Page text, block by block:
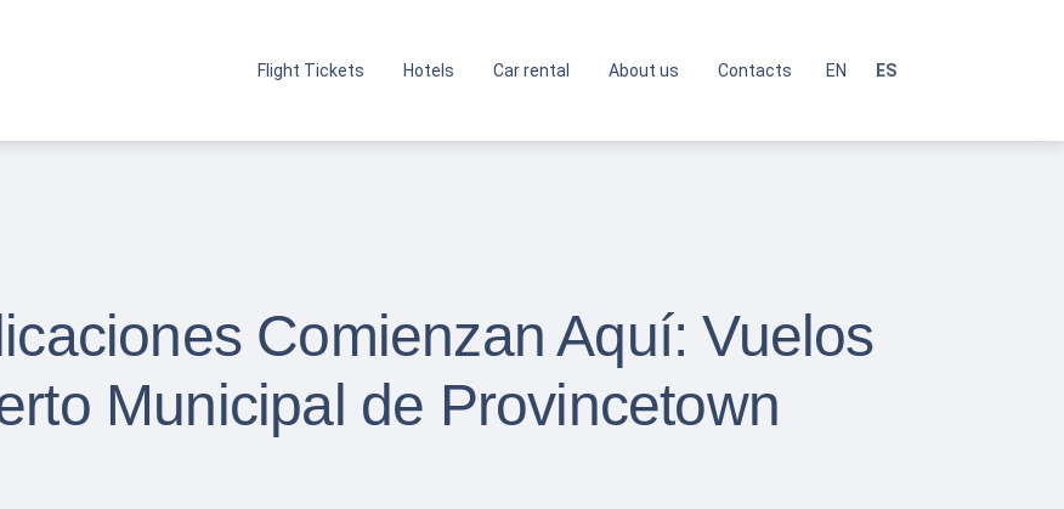
Flight Tickets Hotels Car rental About us Contacts EN ES
Comienzan Aquí: Vuelos
Municipal de Provincetown